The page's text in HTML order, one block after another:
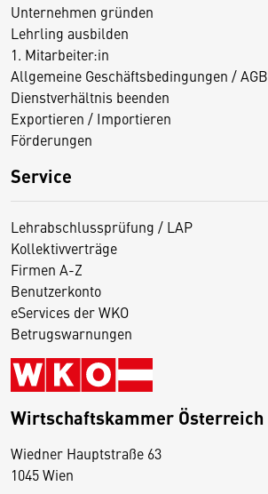
Unternehmen gründen
Lehrling ausbilden
1. Mitarbeiter:in
Allgemeine Geschäftsbedingungen / AGB
Dienstverhältnis beenden
Exportieren / Importieren
Förderungen
Service
Lehrabschlussprüfung / LAP
Kollektivverträge
Firmen A-Z
Benutzerkonto
eServices der WKO
Betrugswarnungen
Wirtschaftskammer Österreich
Wiedner Hauptstraße 63
1045 Wien
D